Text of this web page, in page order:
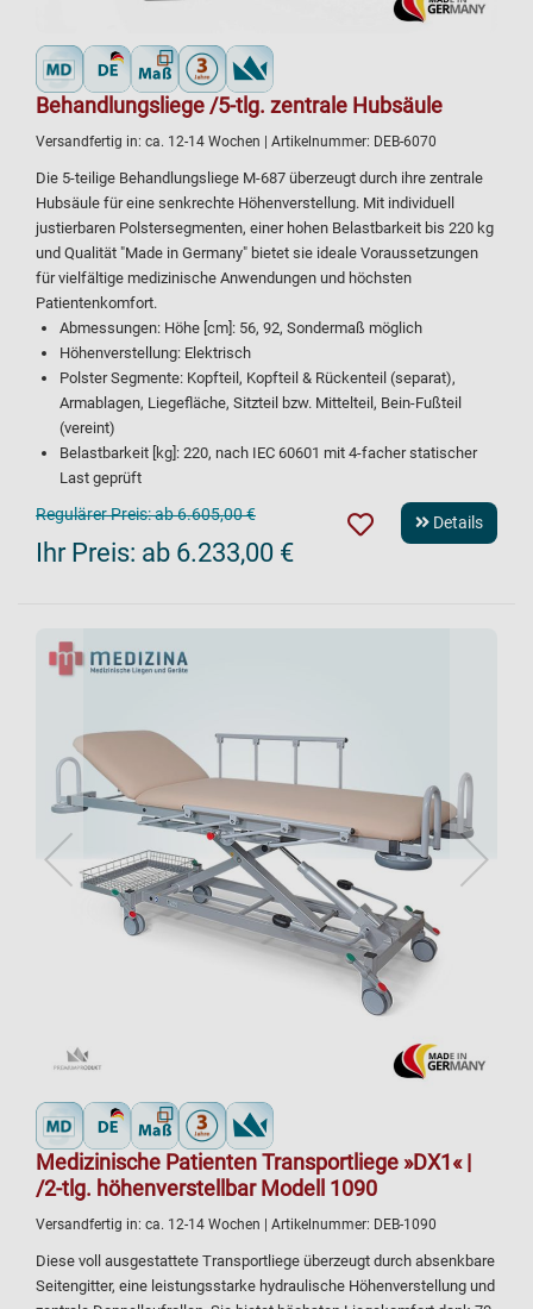
Behandlungsliege /5-tlg. zentrale Hubsäule
Versandfertig in: ca. 12-14 Wochen | Artikelnummer: DEB-6070
Die 5-teilige Behandlungsliege M-687 überzeugt durch ihre zentrale
Hubsäule für eine senkrechte Höhenverstellung. Mit individuell
justierbaren Polstersegmenten, einer hohen Belastbarkeit bis 220 kg
und Qualität "Made in Germany" bietet sie ideale Voraussetzungen
für vielfältige medizinische Anwendungen und höchsten
Patientenkomfort.
Abmessungen: Höhe [cm]: 56, 92, Sondermaß möglich
Höhenverstellung: Elektrisch
Polster Segmente: Kopfteil, Kopfteil & Rückenteil (separat),
Armablagen, Liegefläche, Sitzteil bzw. Mittelteil, Bein-Fußteil
(vereint)
Belastbarkeit [kg]: 220, nach IEC 60601 mit 4-facher statischer
Last geprüft
Regulärer Preis:ab 6.605,00 €
Ihr Preis: ab 6.233,00 €
Details
Medizinische Patienten Transportliege »DX1« |
/2-tlg. höhenverstellbar Modell 1090
Versandfertig in: ca. 12-14 Wochen | Artikelnummer: DEB-1090
Diese voll ausgestattete Transportliege überzeugt durch absenkbare
Seitengitter, eine leistungsstarke hydraulische Höhenverstellung und